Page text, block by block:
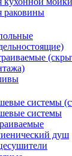
раковины
системы
системы
душ